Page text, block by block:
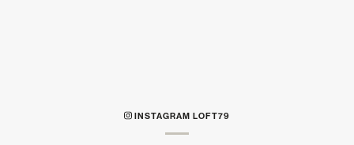
INSTAGRAM LOFT79